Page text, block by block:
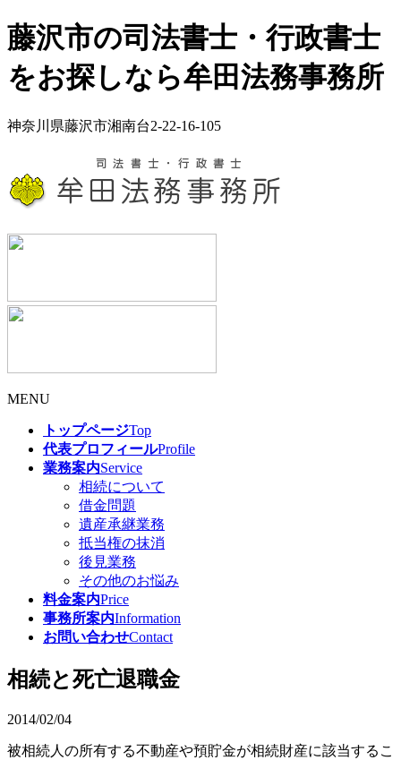
藤沢市の司法書士・行政書士
をお探しなら牟田法務事務所
神奈川県藤沢市湘南台2-22-16-105
MENU
トップページTop
代表プロフィールProfile
業務案内Service
相続について
借金問題
遺産承継業務
抵当権の抹消
後見業務
その他のお悩み
料金案内Price
事務所案内Information
お問い合わせContact
相続と死亡退職金
2014/02/04
被相続人の所有する不動産や預貯金が相続財産に該当するこ